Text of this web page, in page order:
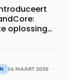
oplossing
24 MAART 2026